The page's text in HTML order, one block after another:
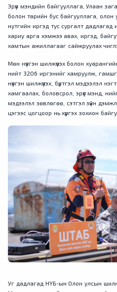
Эрүүл мэндийн байгууллага, Улаан
болон төрийн бус байгууллага, олон
нутгийн иргэд тус сургалт дадлагад
хариу арга хэмжээ авах, иргэд,
хамтын ажиллагааг сайжруулах
Мөн нүүлгэн шилжүүлэх болон
нийт 3206 иргэнийг хамруулж,
нүүлгэн шилжүүлэх, бүртгэл мэдээлэл
хамгаалах, боловсрол, эрүүл мэнд,
мэдээлэл зөвлөгөө, сэтгэл зүйн
цэгээс цогцоор нь хүргэх зохион
Уг дадлагад НҮБ-ын Олон улсын